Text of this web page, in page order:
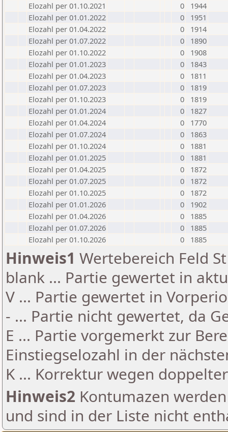
Elozahl per 01.10.2021
0
1944
Elozahl per 01.01.2022
0
1951
Elozahl per 01.04.2022
0
1914
Elozahl per 01.07.2022
0
1890
Elozahl per 01.10.2022
0
1908
Elozahl per 01.01.2023
0
1843
Elozahl per 01.04.2023
0
1811
Elozahl per 01.07.2023
0
1819
Elozahl per 01.10.2023
0
1819
Elozahl per 01.01.2024
0
1827
Elozahl per 01.04.2024
0
1770
Elozahl per 01.07.2024
0
1863
Elozahl per 01.10.2024
0
1881
Elozahl per 01.01.2025
0
1881
Elozahl per 01.04.2025
0
1872
Elozahl per 01.07.2025
0
1872
Elozahl per 01.10.2025
0
1872
Elozahl per 01.01.2026
0
1902
Elozahl per 01.04.2026
0
1885
Elozahl per 01.07.2026
0
1885
Elozahl per 01.10.2026
0 1885
Hinweis1 Wertebereich Feld
blank ... Partie gewertet in
V ... Partie gewertet in
- ... Partie nicht gewertet, da
E ... Partie vorgemerkt zur
Einstiegselozahl in der
K ... Korrektur wegen
Hinweis2 Kontumazen
und sind in der Liste nicht